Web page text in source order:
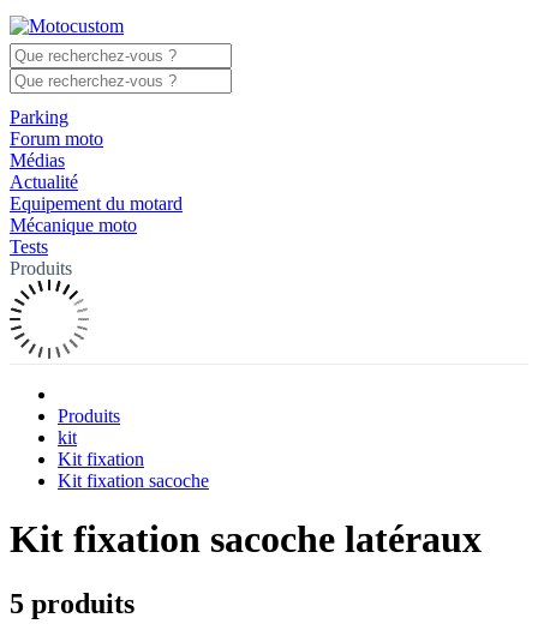
Parking
Forum moto
Médias
Actualité
Equipement du motard
Mécanique moto
Tests
Produits
Produits
kit
Kit fixation
Kit fixation sacoche
Kit fixation sacoche latéraux
5 produits